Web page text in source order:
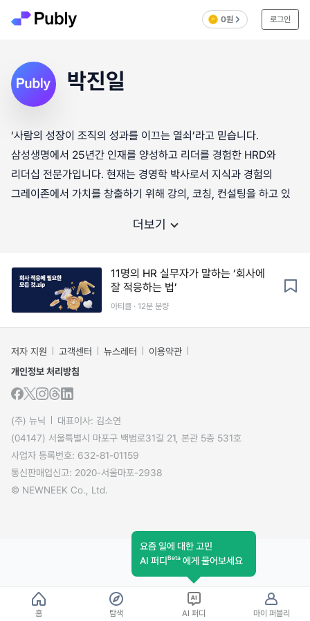
0원 로그인
박진일
‘사람의 성장이 조직의 성과를 이끄는 열쇠’라고 믿습니다.
삼성생명에서 25년간 인재를 양성하고 리더를 경험한 HRD와
리더십 전문가입니다. 현재는 경영학 박사로서 지식과 경험의
그레이존에서 가치를 창출하기 위해 강의, 코칭, 컨설팅을 하고 있
더보기
11명의 HR 실무자가 말하는 ‘회사에
잘 적응하는 법’
아티클 · 12분 분량
저자 지원 고객센터 뉴스레터
이용약관
개인정보 처리방침
(주) 뉴닉
대표이사: 김소연
(04147) 서울특별시 마포구 백범로31길 21, 본관 5층 531호
사업자 등록번호: 632-81-01159
통신판매업신고: 2020-서울마포-2938
© NEWNEEK Co., Ltd.
홈 탐색
요즘 일에 대한 고민
AI 퍼디Beta 에게 물어보세요
AI 퍼디 마이 퍼블리